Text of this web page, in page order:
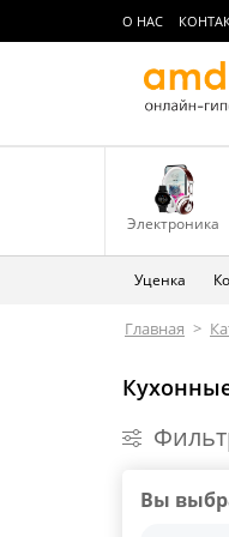
О НАС
Электроника
Уценка
Главная >
Вы